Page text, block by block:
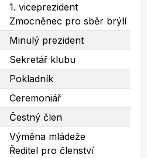
1. viceprezident
Zmocněnec pro sběr brýlí
Minulý prezident
Sekretář klubu
Pokladník
Ceremoniář
Čestný člen
Výměna mládeže
Ředitel pro členství